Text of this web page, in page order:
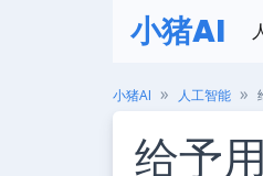
小猪AI
小猪AI 人工智能
给予